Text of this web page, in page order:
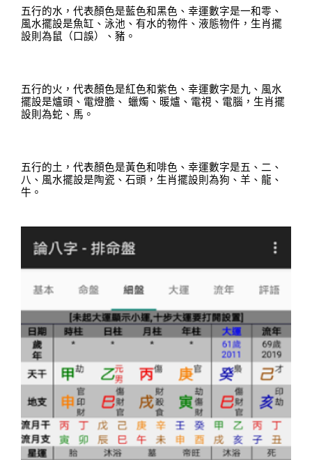
五行的水，代表顏色是藍色和黑色 、 幸運數字是一和零 、
風水擺設是魚缸、泳池、有水的物件、液態物件，生肖擺
設則為鼠（口誤）、豬 。
五行的火，代表顏色是紅色和紫色 、 幸運數字是九 、 風水
擺設是爐頭、電燈膽、
蠟燭、暖爐、電視、電腦，生肖擺
設則為蛇、馬 。
五行的土，代表顏色是黃色和啡色 、 幸運數字是五、二、
八 、 風水擺設是陶瓷、石頭，生肖擺設則為狗、羊、龍、
牛 。